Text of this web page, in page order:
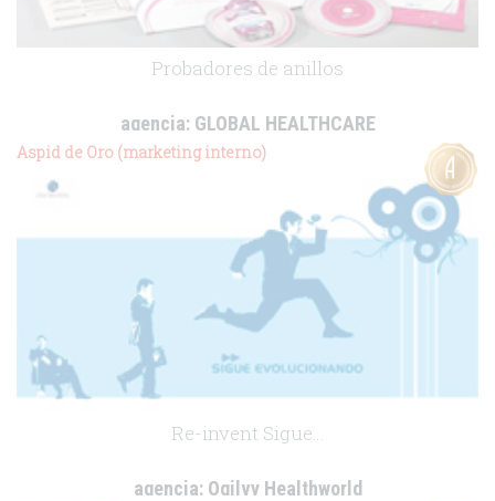
Probadores de anillos
agencia:GLOBAL HEALTHCARE
cliente:SSL Healthcare
Aspid de Oro (marketing interno)
Re-invent Sigue…
agencia:Ogilvy Healthworld